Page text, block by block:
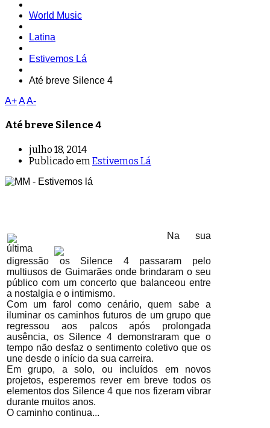
World Music
Latina
Estivemos Lá
Até breve Silence 4
A+AA-
Até breve Silence 4
julho 18, 2014
Publicado em Estivemos Lá
Na sua
última
digressão os Silence 4 passaram pelo
multiusos de Guimarães onde brindaram o seu
público com um concerto que balanceou entre
a nostalgia e o intimismo.
Com um farol como cenário, quem sabe a
iluminar os caminhos futuros de um grupo que
regressou aos palcos após prolongada
ausência, os Silence 4 demonstraram que o
tempo não desfaz o sentimento coletivo que os
une desde o início da sua carreira.
Em grupo, a solo, ou incluídos em novos
projetos, esperemos rever em breve todos os
elementos dos Silence 4 que nos fizeram vibrar
durante muitos anos.
O caminho continua...